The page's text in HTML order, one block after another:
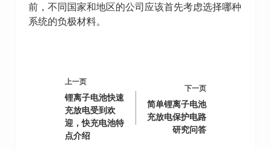
前，不同国家和地区的公司应该首先考虑选择哪种
系统的负极材料。
上一页
锂离子电池快速
充放电受到欢
迎，快充电池特
点介绍
下一页
简单锂离子电池
充放电保护电路
研究问答